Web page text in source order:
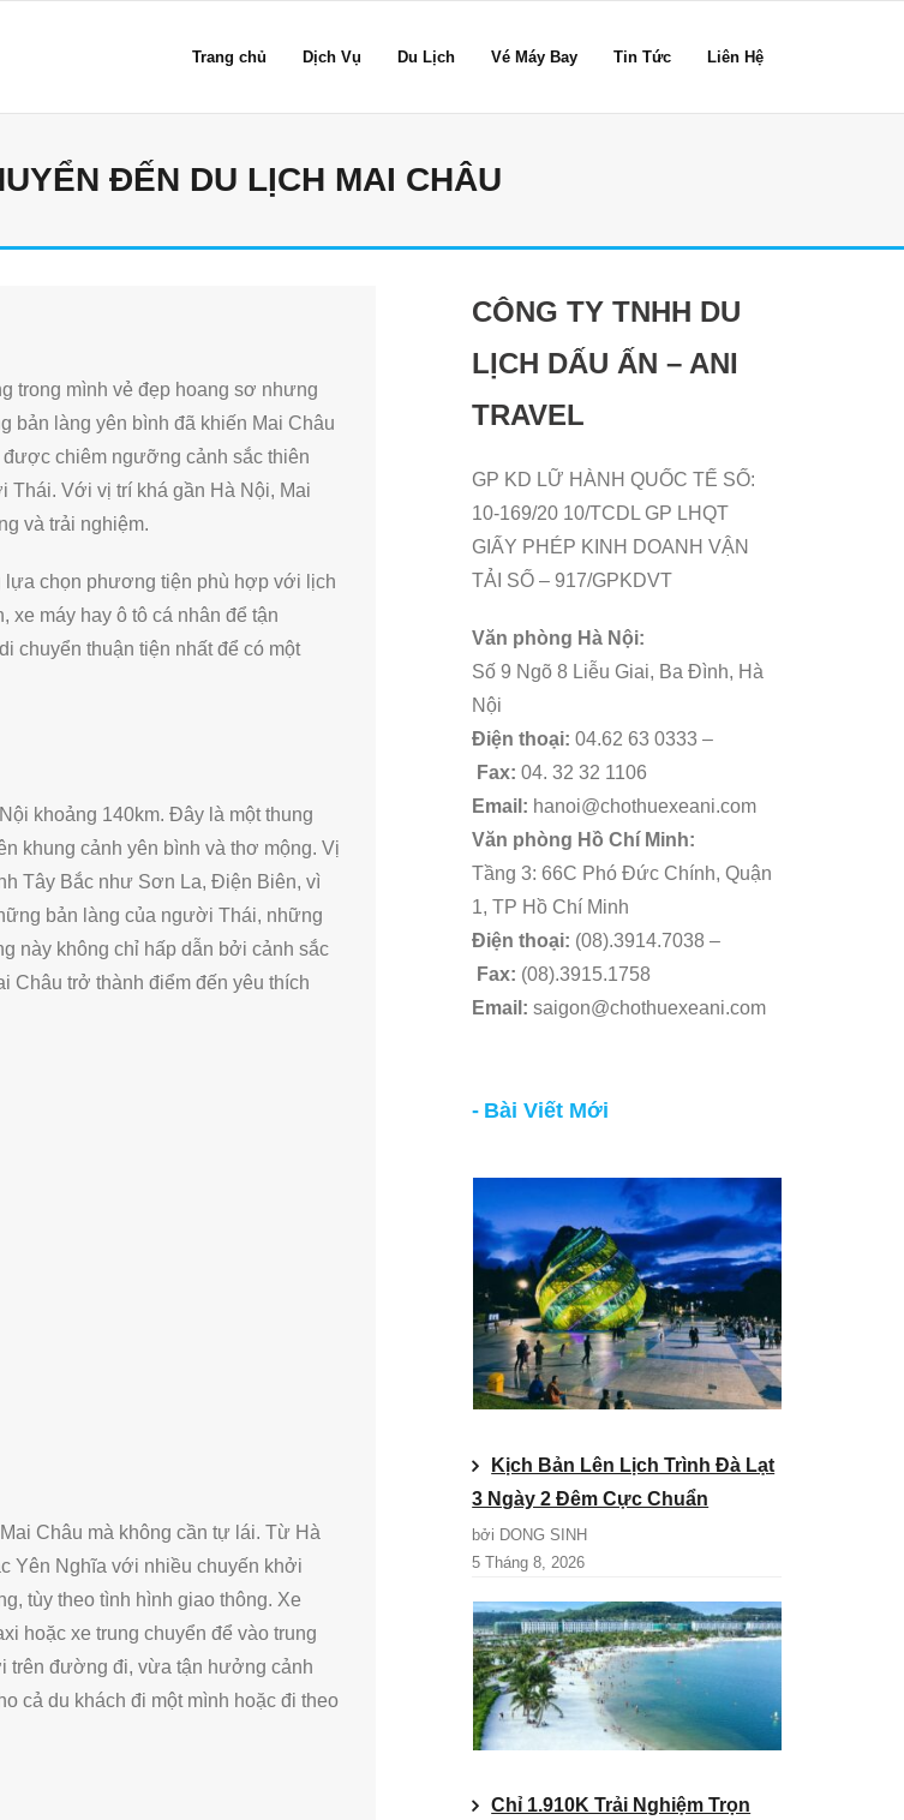
Trang chủ Dịch Vụ Du Lịch Vé Máy Bay Tin Tức Liên Hệ
ĐẾN DU LỊCH MAI CHÂU
trong mình vẻ đẹp hoang sơ nhưng
bản làng yên bình đã khiến Mai Châu
chiêm ngưỡng cảnh sắc thiên
Thái. Với vị trí khá gần Hà Nội, Mai
và trải nghiệm.
lựa chọn phương tiện phù hợp với lịch
xe máy hay ô tô cá nhân để tận
chuyển thuận tiện nhất để có một
khoảng 140km. Đây là một thung
khung cảnh yên bình và thơ mộng. Vị
Tây Bắc như Sơn La, Điện Biên, vì
bản làng của người Thái, những
này không chỉ hấp dẫn bởi cảnh sắc
Châu trở thành điểm đến yêu thích
Châu mà không cần tự lái. Từ Hà
Yên Nghĩa với nhiều chuyến khởi
tùy theo tình hình giao thông. Xe
hoặc xe trung chuyển để vào trung
trên đường đi, vừa tận hưởng cảnh
cả du khách đi một mình hoặc đi theo
CÔNG TY TNHH DU
LỊCH DẤU ẤN – ANI
TRAVEL
GP KD LỮ HÀNH QUỐC TẾ SỐ:
10-169/20 10/TCDL GP LHQT
GIẤY PHÉP KINH DOANH VẬN
TẢI SỐ – 917/GPKDVT
Văn phòng Hà Nội:
Số 9 Ngõ 8 Liễu Giai, Ba Đình, Hà
Nội
Điện thoại: 04.62 63 0333 –
Fax: 04. 32 32 1106
Email: hanoi@chothuexeani.com
Văn phòng Hồ Chí Minh:
Tầng 3: 66C Phó Đức Chính, Quận
1, TP Hồ Chí Minh
Điện thoại: (08).3914.7038 –
Fax: (08).3915.1758
Email: saigon@chothuexeani.com
Bài Viết Mới
Kịch Bản Lên Lịch Trình Đà Lạt
3 Ngày 2 Đêm Cực Chuẩn
bởi DONG SINH
5 Tháng 8, 2026
Chỉ 1.910K Trải Nghiệm Trọn